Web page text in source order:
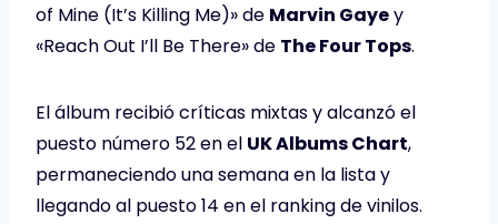
of Mine (It’s Killing Me)» de Marvin Gayey
«Reach Out I’ll Be There» de The Four Tops.
El álbum recibió críticas mixtas y alcanzó el
puesto número 52 en el UK Albums Chart,
permaneciendo una semana en la lista y
llegando al puesto 14 en el ranking de vinilos.